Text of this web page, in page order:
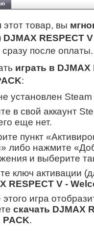
этот товар, вы
DJMAX RESPECT
сразу после оплаты.
играть в
:
установлен
в свой аккаунт
еще нет.
пункт
либо нажмите
и выберите
ключ активации
RESPECT V -
игра
скачать DJMAX
PACK.